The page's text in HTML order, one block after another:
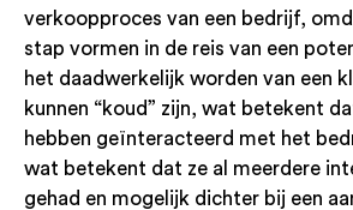
verkoopproces van een bedrijf,
stap vormen in de reis van een
het daadwerkelijk worden van een
kunnen “koud” zijn, wat betekent
hebben geïnteracteerd met het
wat betekent dat ze al meerdere
gehad en mogelijk dichter bij een